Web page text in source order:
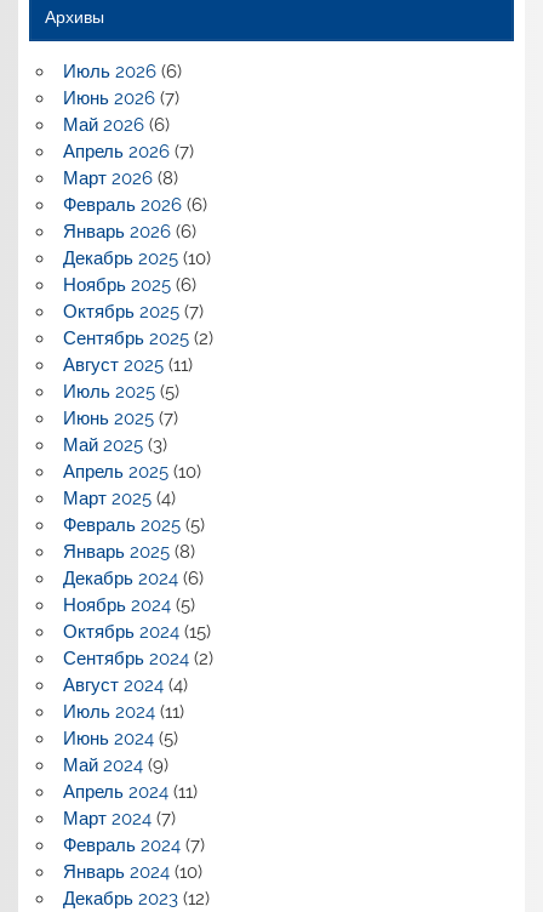
Архивы
Июль 2026(6)
Июнь 2026(7)
Май 2026(6)
Апрель 2026(7)
Март 2026(8)
Февраль 2026(6)
Январь 2026(6)
Декабрь 2025(10)
Ноябрь 2025(6)
Октябрь 2025(7)
Сентябрь 2025(2)
Август 2025(11)
Июль 2025(5)
Июнь 2025(7)
Май 2025(3)
Апрель 2025(10)
Март 2025(4)
Февраль 2025(5)
Январь 2025(8)
Декабрь 2024(6)
Ноябрь 2024(5)
Октябрь 2024(15)
Сентябрь 2024(2)
Август 2024(4)
Июль 2024(11)
Июнь 2024(5)
Май 2024(9)
Апрель 2024(11)
Март 2024(7)
Февраль 2024(7)
Январь 2024(10)
Декабрь 2023(12)